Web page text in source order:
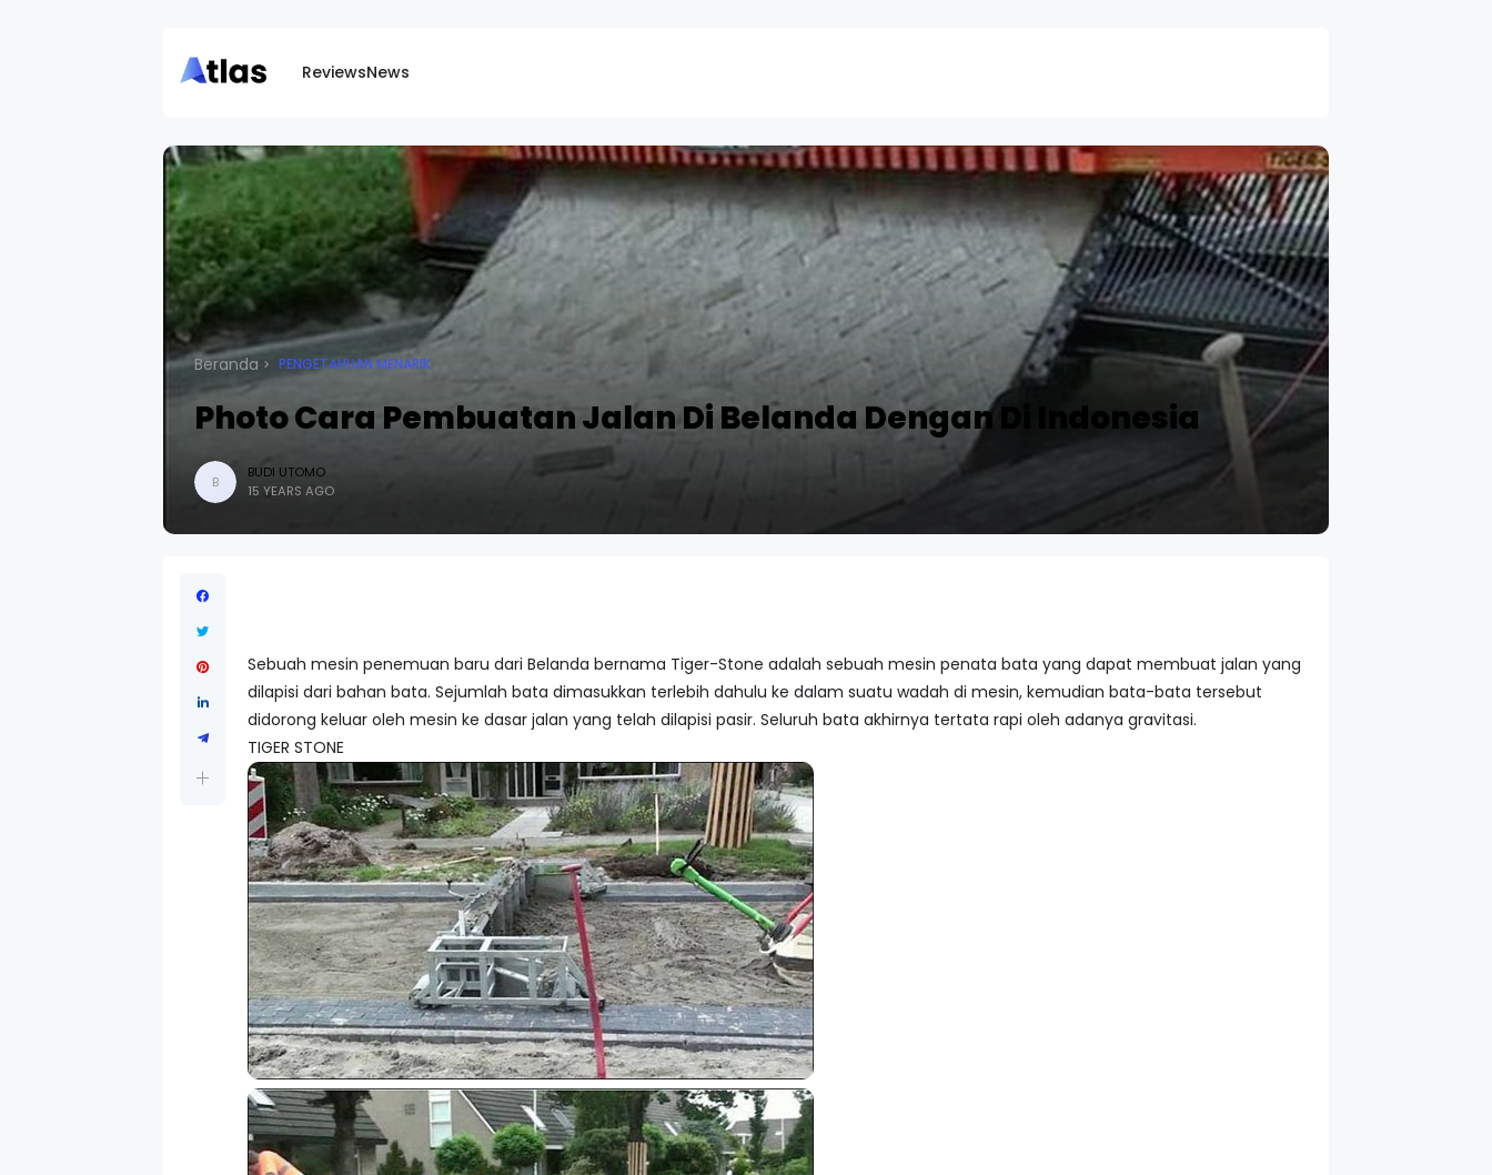
ReviewsNews
Beranda PENGETAHUAN MENARIK
Photo Cara Pembuatan Jalan Di Belanda Dengan Di Indonesia
B
BUDI UTOMO
15 YEARS AGO
Sebuah mesin penemuan baru dari Belanda bernama Tiger-Stone adalah sebuah mesin penata bata yang dapat membuat jalan yang
dilapisi dari bahan bata. Sejumlah bata dimasukkan terlebih dahulu ke dalam suatu wadah di mesin, kemudian bata-bata tersebut
didorong keluar oleh mesin ke dasar jalan yang telah dilapisi pasir. Seluruh bata akhirnya tertata rapi oleh adanya gravitasi.
TIGER STONE